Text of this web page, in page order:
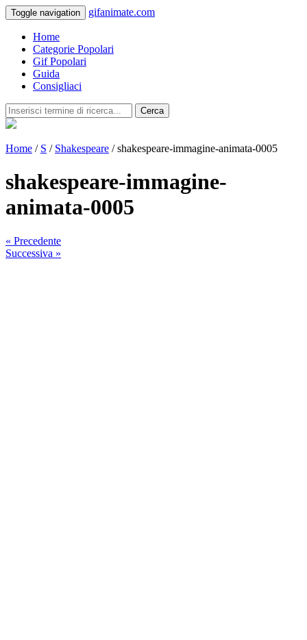
Toggle navigation gifanimate.com
Home
Categorie Popolari
Gif Popolari
Guida
Consigliaci
Cerca
Home / S / Shakespeare / shakespeare-immagine-animata-0005
shakespeare-immagine-
animata-0005
« Precedente
Successiva »